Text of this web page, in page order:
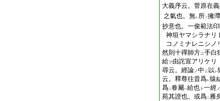
大義序云。菅原在
之氣也。無レ所二擁滯
抄意也。一俊範法
神垣ヤマシラナリ
コノミナレニシノ
然則十禪師方ニ手白
給フ 由詫宣アリケリ
尋云。經論ノ中ニ 以 レ
云。釋尊往昔爲レ猿
爲二眷屬一給也 ト 一經ノ
苑其證也。或爲二 雁